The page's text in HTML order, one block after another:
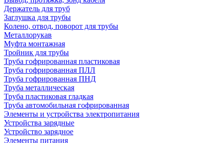
Держатель для труб
Заглушка для трубы
Колено, отвод, поворот для трубы
Металлорукав
Муфта монтажная
Тройник для трубы
Труба гофрированная пластиковая
Труба гофрированная ПЛЛ
Труба гофрированная ПНД
Труба металлическая
Труба пластиковая гладкая
Труба автомобильная гофрированная
Элементы и устройства электропитания
Устройства зарядные
Устройство зарядное
Элементы питания